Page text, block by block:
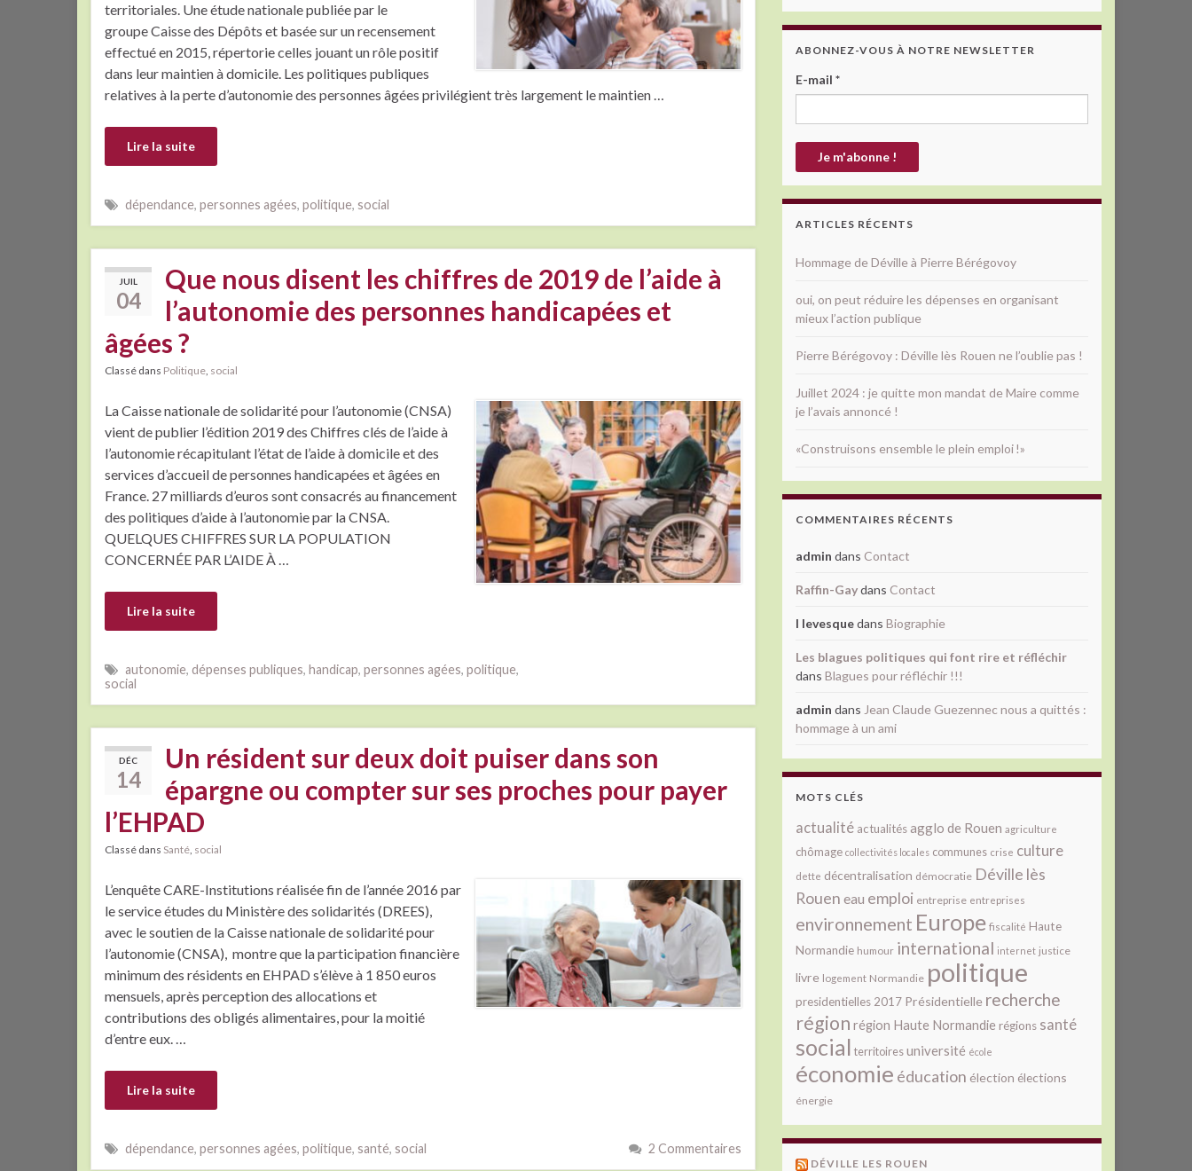
territoriales. Une étude nationale publiée par le
groupe Caisse des Dépôts et basée sur un recensement
effectué en 2015, répertorie celles jouant un rôle positif
dans leur maintien à domicile. Les politiques publiques
relatives à la perte d’autonomie des personnes âgées privilégient très largement le maintien …
Lire la suite
dépendance, personnes agées, politique, social
JUIL
04
Que nous disent les chiffres de 2019 de l’aide à
l’autonomie des personnes handicapées et
âgées ?
Classé dans Politique, social
La Caisse nationale de solidarité pour l’autonomie (CNSA)
vient de publier l’édition 2019 des Chiffres clés de l’aide à
l’autonomie récapitulant l’état de l’aide à domicile et des
services d’accueil de personnes handicapées et âgées en
France. 27 milliards d’euros sont consacrés au financement
des politiques d’aide à l’autonomie par la CNSA.
QUELQUES CHIFFRES SUR LA POPULATION
CONCERNÉE PAR L’AIDE À …
Lire la suite
autonomie, dépenses publiques, handicap, personnes agées, politique,
social
DÉC
14
Un résident sur deux doit puiser dans son
épargne ou compter sur ses proches pour payer
l’EHPAD
Classé dans Santé, social
L’enquête CARE-Institutions réalisée fin de l’année 2016 par
le service études du Ministère des solidarités (DREES),
avec le soutien de la Caisse nationale de solidarité pour
l’autonomie (CNSA), montre que la participation financière
minimum des résidents en EHPAD s’élève à 1 850 euros
mensuels, après perception des allocations et
contributions des obligés alimentaires, pour la moitié
d’entre eux. …
Lire la suite
dépendance, personnes agées, politique, santé, social 2 Commentaires
ABONNEZ-VOUS À NOTRE NEWSLETTER
E-mail *
ARTICLES RÉCENTS
Hommage de Déville à Pierre Bérégovoy
oui, on peut réduire les dépenses en organisant
mieux l’action publique
Pierre Bérégovoy : Déville lès Rouen ne l’oublie pas !
Juillet 2024 : je quitte mon mandat de Maire comme
je l’avais annoncé !
«Construisons ensemble le plein emploi !»
COMMENTAIRES RÉCENTS
admin dans Contact
Raffin-Gaydans Contact
l levesquedans Biographie
Les blagues politiques qui font rire et réfléchir
dans Blagues pour réfléchir !!!
admin dans Jean Claude Guezennec nous a quittés :
hommage à un ami
MOTS CLÉS
actualité actualitésagglo de Rouen agriculture
chômage collectivités locales communes crise culture
dette décentralisation démocratie Déville lès
Rouen eau emploi entreprise entreprises
environnement Europe fiscalité Haute
Normandie humour international internet justice
livre logement Normandie politique
presidentielles 2017 Présidentielle recherche
région région Haute Normandie régions santé
social territoiresuniversité école
économie éducation élection élections
énergie
DÉVILLE LES ROUEN